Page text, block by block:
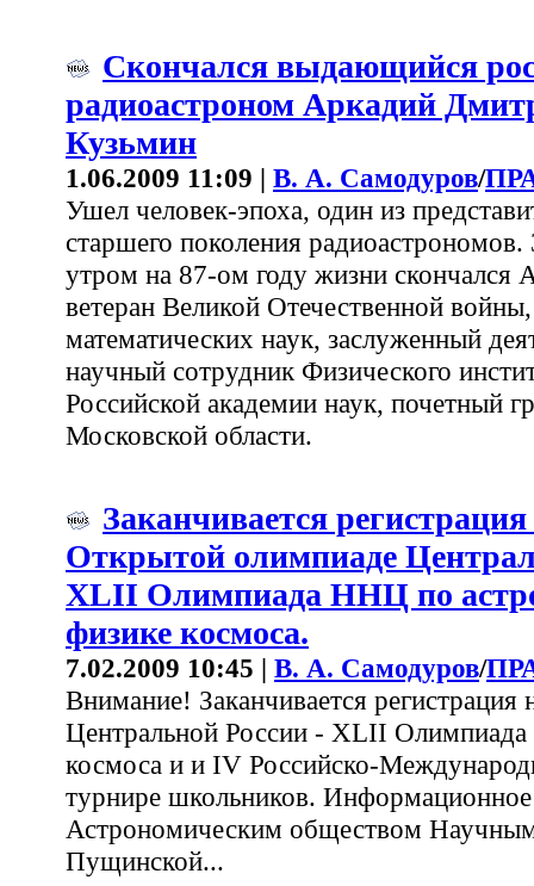
Скончался выдающийся
радиоастроном Аркадий
Кузьмин
1.06.2009 11:09 | В. А. Самодуров/
Ушел человек-эпоха, один из
старшего поколения
утром на 87-ом году жизни скончался
ветеран Великой Отечественной
математических наук, заслуженный
научный сотрудник Физического
Российской академии наук, почетный
Московской области.
Заканчивается
Открытой олимпиаде
XLII Олимпиада ННЦ по
физике космоса.
7.02.2009 10:45 | В. А. Самодуров/
Внимание! Заканчивается
Центральной России - XLII
космоса и и IV Российско-
турнире школьников.
Астрономическим обществом
Пущинской...